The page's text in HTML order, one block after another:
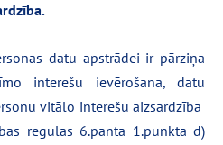
datu apstrādei ir pārziņa
interešu ievērošana, datu
vitālo interešu aizsardzība
regulas 6.panta 1.punkta d)